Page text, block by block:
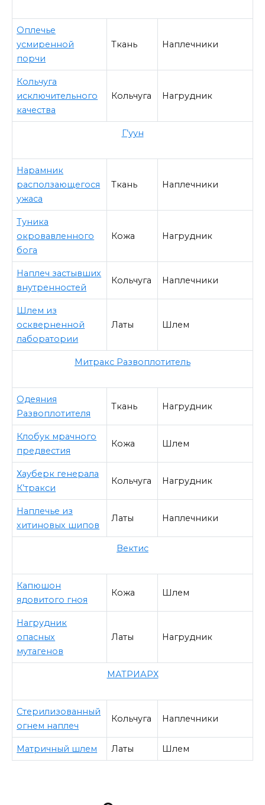
Оплечье
усмиренной
порчи
Ткань Наплечники
Кольчуга
исключительного
качества
Кольчуга Нагрудник
Г’уун
Нарамник
расползающегося
ужаса
Ткань Наплечники
Туника
окровавленного
бога
Кожа Нагрудник
Наплеч застывших
внутренностей
Кольчуга Наплечники
Шлем из
оскверненной
лаборатории
Латы Шлем
Митракс Развоплотитель
Одеяния
Развоплотителя
Ткань Нагрудник
Клобук мрачного
предвестия
Кожа Шлем
Хауберк генерала
К’тракси
Кольчуга Нагрудник
Наплечье из
хитиновых шипов
Латы Наплечники
Вектис
Капюшон
ядовитого гноя
Кожа Шлем
Нагрудник
опасных
мутагенов
Латы Нагрудник
МАТРИАРХ
Стерилизованный
огнем наплеч
Кольчуга Наплечники
Матричный шлем Латы Шлем